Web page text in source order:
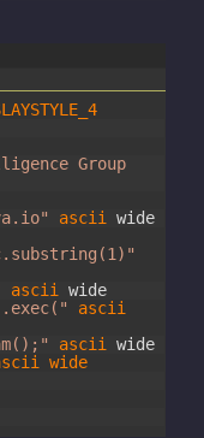
Group
ascii wide
ascii wide
ascii
ascii wide
wide